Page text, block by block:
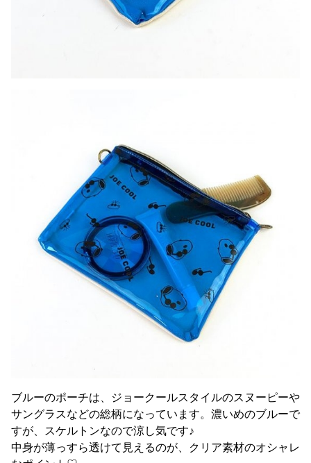
ブルーのポーチは、ジョークールスタイルのスヌーピーや
サングラスなどの総柄になっています。濃いめのブルーで
すが、スケルトンなので涼し気です♪
中身が薄っすら透けて見えるのが、クリア素材のオシャレ